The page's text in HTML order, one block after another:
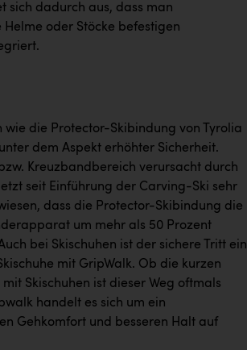
sich dadurch aus, dass man
oder Stöcke befestigen
wie die Protector-Skibindung von Tyrolia
dem Aspekt erhöhter Sicherheit.
Kreuzbandbereich verursacht durch
seit Einführung der Carving-Ski sehr
dass die Protector-Skibindung die
um mehr als 50 Prozent
bei Skischuhen ist der sichere Tritt ein
mit GripWalk. Ob die kurzen
Skischuhen ist dieser Weg oftmals
handelt es sich um ein
Gehkomfort und besseren Halt auf